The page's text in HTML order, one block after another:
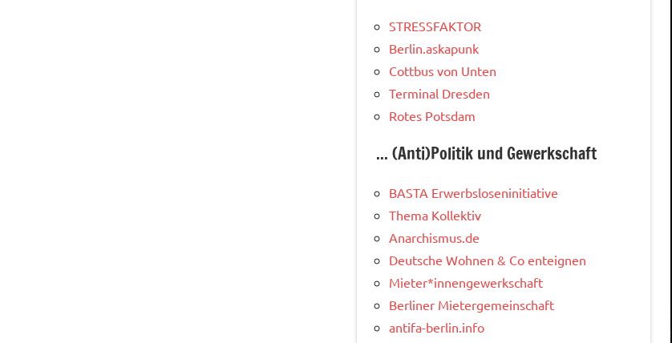
STRESSFAKTOR
Berlin.askapunk
Cottbus von Unten
Terminal Dresden
Rotes Potsdam
... (Anti)Politik und Gewerkschaft
BASTA Erwerbsloseninitiative
Thema Kollektiv
Anarchismus.de
Deutsche Wohnen & Co enteignen
Mieter*innengewerkschaft
Berliner Mietergemeinschaft
antifa-berlin.info